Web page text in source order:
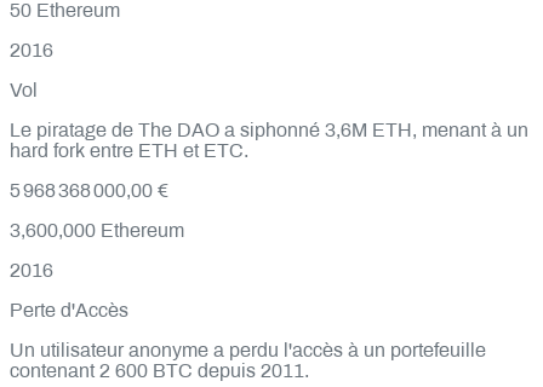
50 Ethereum
2016
Vol
Le piratage de The DAO a siphonné 3,6M ETH, menant à un
hard fork entre ETH et ETC.
5 968 368 000,00 €
3,600,000 Ethereum
2016
Perte d'Accès
Un utilisateur anonyme a perdu l'accès à un portefeuille
contenant 2 600 BTC depuis 2011.